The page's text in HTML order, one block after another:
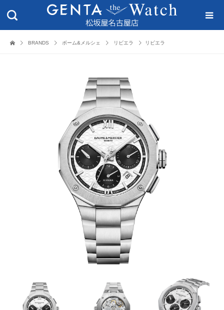
BRANDS ボーム&メルシェ リビエラ リビエラ